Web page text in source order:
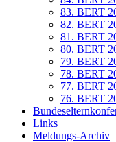
83. BERT
82. BERT
81. BERT
80. BERT
79. BERT
78. BERT
77. BERT
76. BERT
Links
Meldungs-Archiv